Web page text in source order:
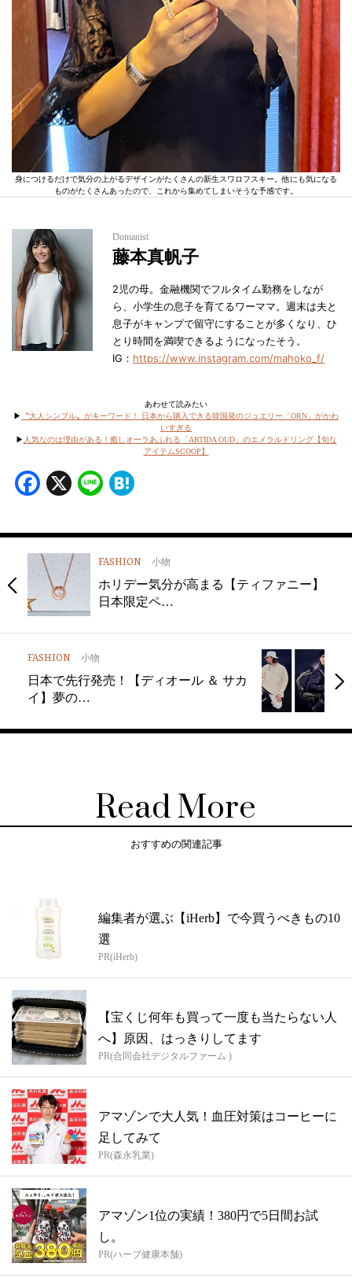
身につけるだけで気分の上がるデザインがたくさんの新生スワロフスキー。他にも気になる
ものがたくさんあったので、これから集めてしまいそうな予感です。
Domanist
藤本真帆子
2児の母。金融機関でフルタイム勤務をしなが
ら、小学生の息子を育てるワーママ。週末は夫と
息子がキャンプで留守にすることが多くなり、ひ
とり時間を満喫できるようになったそう。
IG： https://www.instagram.com/mahoko_f/
あわせて読みたい
▶︎
〝大人シンプル〟がキーワード！ 日本から購入できる韓国発のジュエリー「ORN」がかわ
いすぎる
▶︎ 人気なのは理由がある！癒しオーラあふれる「ARTIDA OUD」のエメラルドリング【旬な
アイテムSCOOP】
Facebook
X Line
FASHION 小物
ホリデー気分が高まる【ティファニー】
日本限定ペ…
FASHION 小物
日本で先行発売！【ディオール ＆ サカ
イ】夢の…
Read More
おすすめの関連記事
編集者が選ぶ【iHerb】で今買うべきもの10
選
PR(iHerb)
【宝くじ何年も買って一度も当たらない人
へ】原因、はっきりしてます
PR(合同会社デジタルファーム )
アマゾンで大人気！血圧対策はコーヒーに
足してみて
PR(森永乳業)
アマゾン1位の実績！380円で5日間お試
し。
PR(ハーブ健康本舗)